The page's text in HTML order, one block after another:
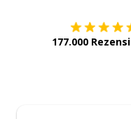
177.000